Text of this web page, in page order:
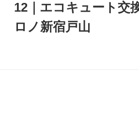
12｜エコキュート交
ロノ新宿戸山